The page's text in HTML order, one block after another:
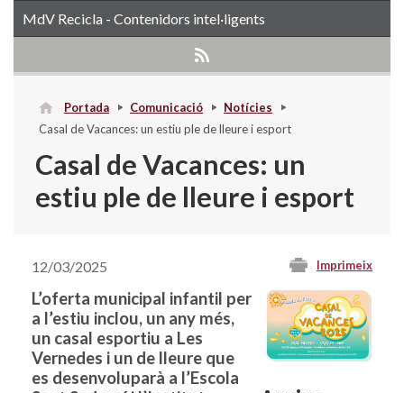
MdV Recicla - Contenidors intel·ligents
Portada Comunicació
Notícies
Casal de Vacances: un estiu ple de lleure i esport
Casal de Vacances: un
estiu ple de lleure i esport
Imprimeix
12/03/2025
L’oferta municipal infantil per
a l’estiu inclou, un any més,
un casal esportiu a Les
Vernedes i un de lleure que
es desenvoluparà a l’Escola